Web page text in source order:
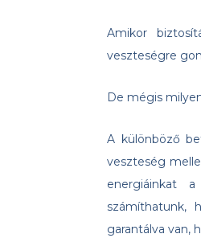
Amikor
veszteségre
De mégis
A különböző
veszteség
energiáinkat
számíthatunk,
garantálva van,